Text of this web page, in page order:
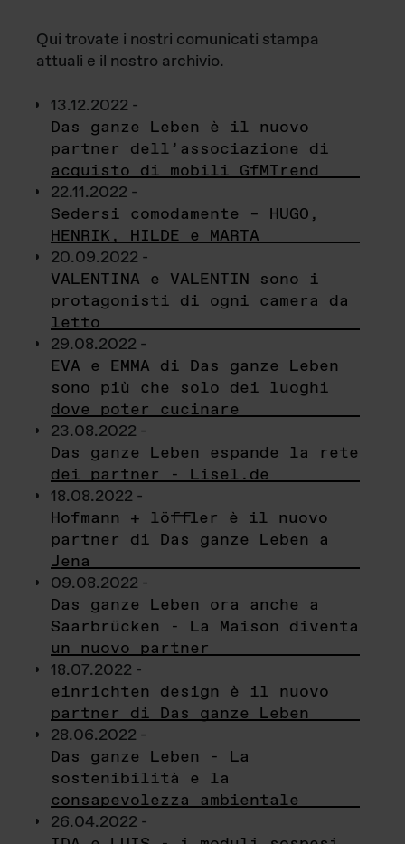
Qui trovate i nostri comunicati stampa
attuali e il nostro archivio.
13.12.2022 -
Das ganze Leben è il nuovo
partner dell’associazione di
acquisto di mobili GfMTrend
22.11.2022 -
Sedersi comodamente – HUGO,
HENRIK, HILDE e MARTA
20.09.2022 -
VALENTINA e VALENTIN sono i
protagonisti di ogni camera da
letto
29.08.2022 -
EVA e EMMA di Das ganze Leben
sono più che solo dei luoghi
dove poter cucinare
23.08.2022 -
Das ganze Leben espande la rete
dei partner - Lisel.de
18.08.2022 -
Hofmann + löffler è il nuovo
partner di Das ganze Leben a
Jena
09.08.2022 -
Das ganze Leben ora anche a
Saarbrücken - La Maison diventa
un nuovo partner
18.07.2022 -
einrichten design è il nuovo
partner di Das ganze Leben
28.06.2022 -
Das ganze Leben - La
sostenibilità e la
consapevolezza ambientale
26.04.2022 -